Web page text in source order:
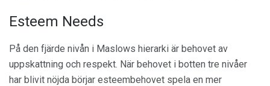
Esteem Needs
På den fjärde nivån i Maslows hierarki är behovet av
uppskattning och respekt. När behovet i botten tre nivåer
har blivit nöjda börjar esteembehovet spela en mer